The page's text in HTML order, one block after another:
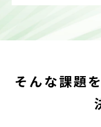
そんな課題